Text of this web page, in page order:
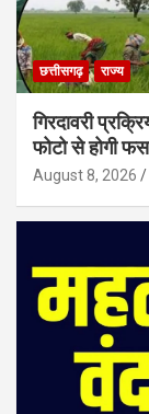
छत्तीसगढ़ राज्य
गिरदावरी
फोटो से होगी
August 8, 2026